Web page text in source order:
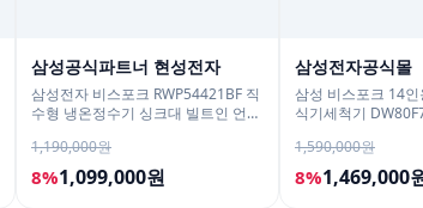
삼성공식파트너 현성전자
삼성전자 비스포크 RWP54421BF 직
수형 냉온정수기 싱크대 빌트인 언더
1,190,000원
8%1,099,000원
삼성전자공식몰
삼성 비스포크 14
식기세척기
1,590,000원
8%1,469,000